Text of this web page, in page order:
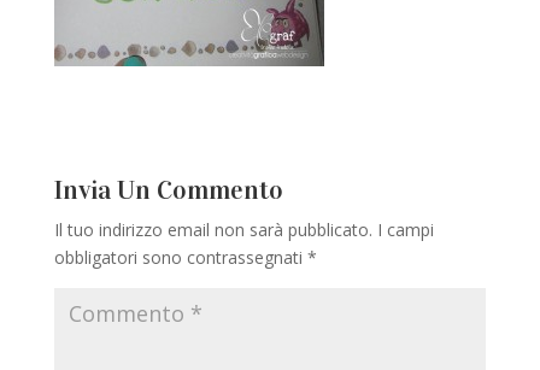
Invia Un Commento
Il tuo indirizzo email non sarà pubblicato. I campi
obbligatori sono contrassegnati *